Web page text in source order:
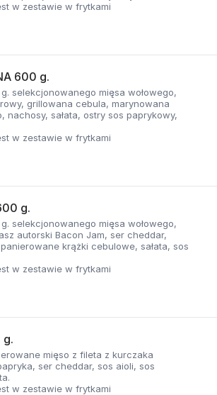
w zestawie w frytkami
600 g.
selekcjonowanego mięsa wołowego,
grillowana cebula, marynowana
nachosy, sałata, ostry sos paprykowy,
w zestawie w frytkami
g.
selekcjonowanego mięsa wołowego,
autorski Bacon Jam, ser cheddar,
krążki cebulowe, sałata, sos
w zestawie w frytkami
g.
mięso z fileta z kurczaka
ser cheddar, sos aioli, sos
w zestawie w frytkami